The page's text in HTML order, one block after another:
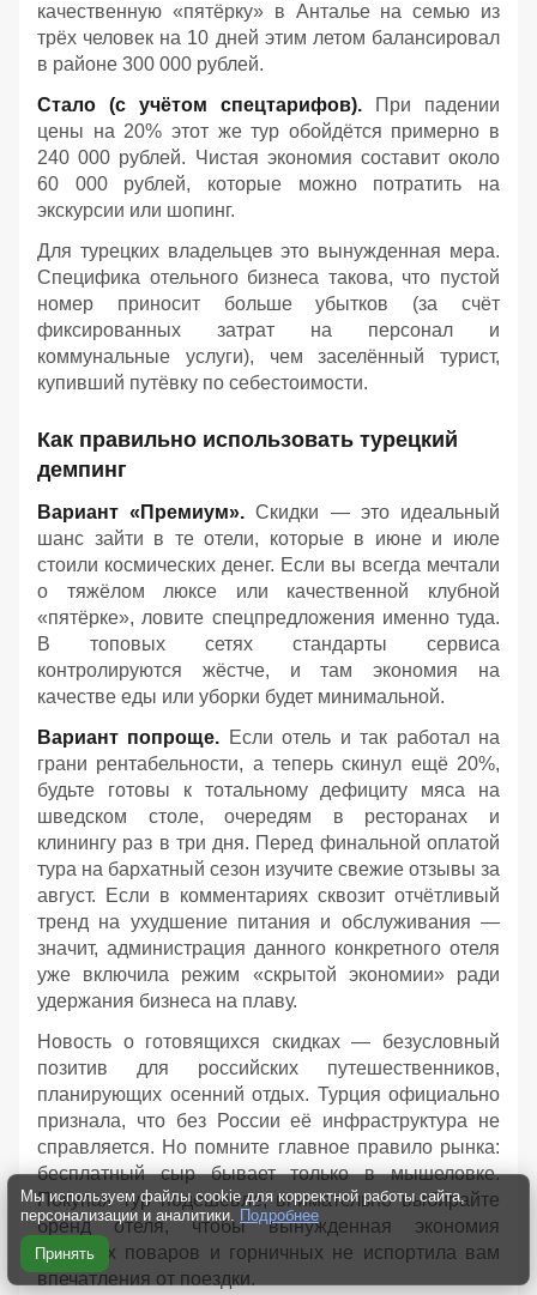
качественную «пятёрку» в Анталье на семью из
трёх человек на 10 дней этим летом балансировал
в районе 300 000 рублей.
Стало (с учётом спецтарифов). При падении
цены на 20% этот же тур обойдётся примерно в
240 000 рублей. Чистая экономия составит около
60 000 рублей, которые можно потратить на
экскурсии или шопинг.
Для турецких владельцев это вынужденная мера.
Специфика отельного бизнеса такова, что пустой
номер приносит больше убытков (за счёт
фиксированных затрат на персонал и
коммунальные услуги), чем заселённый турист,
купивший путёвку по себестоимости.
Как правильно использовать турецкий
демпинг
Вариант «Премиум». Скидки — это идеальный
шанс зайти в те отели, которые в июне и июле
стоили космических денег. Если вы всегда мечтали
о тяжёлом люксе или качественной клубной
«пятёрке», ловите спецпредложения именно туда.
В топовых сетях стандарты сервиса
контролируются жёстче, и там экономия на
качестве еды или уборки будет минимальной.
Вариант попроще. Если отель и так работал на
грани рентабельности, а теперь скинул ещё 20%,
будьте готовы к тотальному дефициту мяса на
шведском столе, очередям в ресторанах и
клинингу раз в три дня. Перед финальной оплатой
тура на бархатный сезон изучите свежие отзывы за
август. Если в комментариях сквозит отчётливый
тренд на ухудшение питания и обслуживания —
значит, администрация данного конкретного отеля
уже включила режим «скрытой экономии» ради
удержания бизнеса на плаву.
Новость о готовящихся скидках — безусловный
позитив для российских путешественников,
планирующих осенний отдых. Турция официально
признала, что без России её инфраструктура не
справляется. Но помните главное правило рынка:
бесплатный сыр бывает только в мышеловке.
Покупая тур подешевле, внимательно выбирайте
бренд отеля, чтобы вынужденная экономия
турецких поваров и горничных не испортила вам
впечатления от поездки.
Мы используем файлы cookie для корректной работы сайта,
персонализации и аналитики. Подробнее
Принять